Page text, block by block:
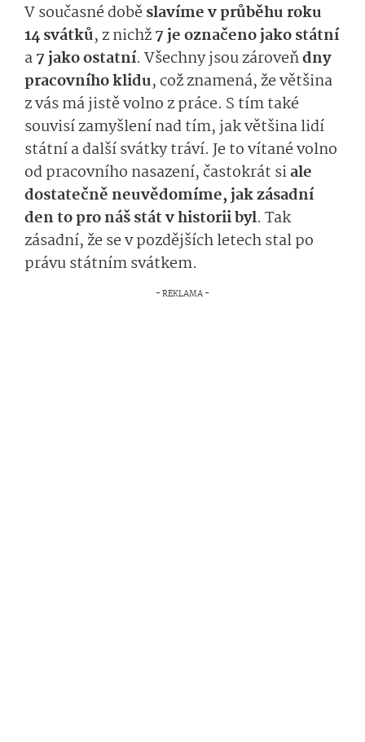
V současné doběslavíme v průběhu roku
14 svátků, z nichž7 je označeno jako státní
a7 jako ostatní. Všechny jsou zároveňdny
pracovního klidu, což znamená, že většina
z vás má jistě volno z práce. S tím také
souvisí zamyšlení nad tím, jak většina lidí
státní a další svátky tráví. Je to vítané volno
od pracovního nasazení, častokrát siale
dostatečně neuvědomíme, jak zásadní
den to pro náš stát v historii byl. Tak
zásadní, že se v pozdějších letech stal po
právu státním svátkem.